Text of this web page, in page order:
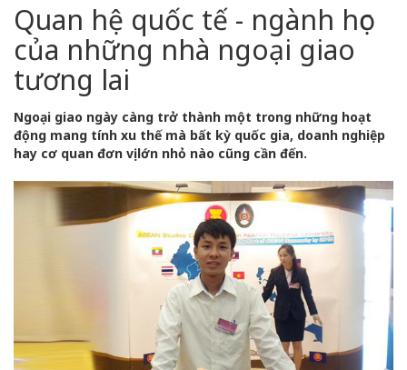
Quan hệ quốc tế - ngành học
của những nhà ngoại giao
tương lai
Ngoại giao ngày càng trở thành một trong những hoạt
động mang tính xu thế mà bất kỳ quốc gia, doanh nghiệp
hay cơ quan đơn vị lớn nhỏ nào cũng cần đến.